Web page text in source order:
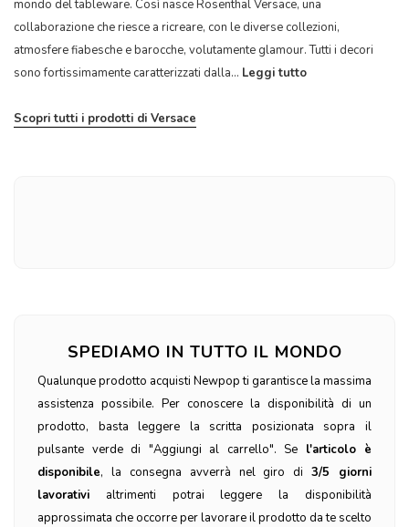
mondo del tableware. Così nasce Rosenthal Versace, una
collaborazione che riesce a ricreare, con le diverse collezioni,
atmosfere fiabesche e barocche, volutamente glamour. Tutti i decori
sono fortissimamente caratterizzati dalla... Leggi tutto
Scopri tutti i prodotti di Versace
SPEDIAMO IN TUTTO IL MONDO
Qualunque prodotto acquisti Newpop ti garantisce la massima
assistenza possibile. Per conoscere la disponibilità di un
prodotto, basta leggere la scritta posizionata sopra il
pulsante verde di "Aggiungi al carrello". Se l'articolo è
disponibile, la consegna avverrà nel giro di3/5 giorni
lavorativi altrimenti potrai leggere la disponibilità
approssimata che occorre per lavorare il prodotto da te scelto